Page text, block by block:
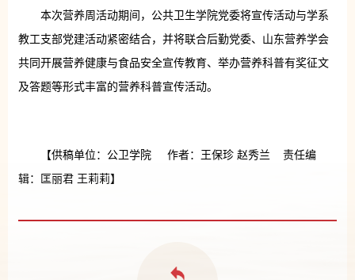
本次营养周活动期间，公共卫生学院党委将宣传活动与学系
教工支部党建活动紧密结合，并将联合后勤党委、山东营养学会
共同开展营养健康与食品安全宣传教育、举办营养科普有奖征文
及答题等形式丰富的营养科普宣传活动。
【供稿单位：公卫学院 作者：王保珍 赵秀兰 责任编
辑：匡丽君 王莉莉】